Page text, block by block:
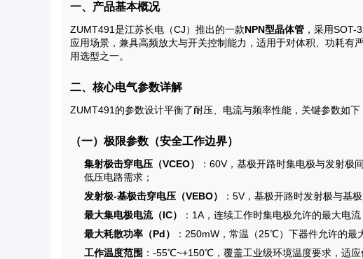
一、产品基本概况
ZUMT491是江苏长电（CJ）推出的一款NPN型晶体管 ，采用
应用场景，兼具高频放大与开关控制能力，适用于对体积、功耗有
用选型之一。
二、核心电气参数详解
ZUMT491的参数设计平衡了耐压、电流与频率性能，关键参数如下
（一）极限参数（安全工作边界）
集射极击穿电压（VCEO）
：60V，基极开路时集电极与发射极
低压电路需求；
发射极-基极击穿电压（VEBO）
：5V，基极开路时发射极与基
最大集电极电流（IC）
：1A，连续工作时集电极允许的最大电
最大耗散功率（Pd）
：250mW，常温（25℃）下器件允许的最
工作温度范围 ：-55℃~+150℃，覆盖工业级环境温度要求，适应